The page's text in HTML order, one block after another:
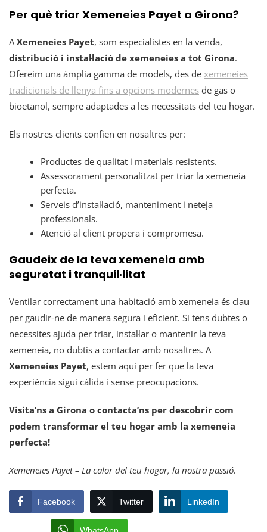
Per què triar Xemeneies Payet a Girona?
A Xemeneies Payet, som especialistes en la venda,
distribució i instal·lació de xemeneies a tot Girona.
Ofereim una àmplia gamma de models, des de xemeneies
tradicionals de llenya fins a opcions modernes de gas o
bioetanol, sempre adaptades a les necessitats del teu hogar.
Els nostres clients confien en nosaltres per:
Productes de qualitat i materials resistents.
Assessorament personalitzat per triar la xemeneia
perfecta.
Serveis d’instal·lació, manteniment i neteja
professionals.
Atenció al client propera i compromesa.
Gaudeix de la teva xemeneia amb
seguretat i tranquil·litat
Ventilar correctament una habitació amb xemeneia és clau
per gaudir-ne de manera segura i eficient. Si tens dubtes o
necessites ajuda per triar, instal·lar o mantenir la teva
xemeneia, no dubtis a contactar amb nosaltres. A
Xemeneies Payet, estem aquí per fer que la teva
experiència sigui càlida i sense preocupacions.
Visita’ns a Girona o contacta’ns per descobrir com
podem transformar el teu hogar amb la xemeneia
perfecta!
Xemeneies Payet – La calor del teu hogar, la nostra passió.
Facebook Twitter LinkedIn
WhatsApp